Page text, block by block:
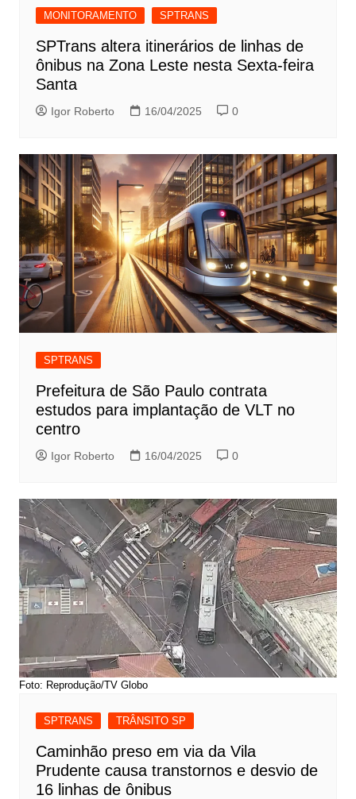
MONITORAMENTO SPTRANS
SPTrans altera itinerários de linhas de
ônibus na Zona Leste nesta Sexta-feira
Santa
Igor Roberto 16/04/2025 0
SPTRANS
Prefeitura de São Paulo contrata
estudos para implantação de VLT no
centro
Igor Roberto 16/04/2025 0
Foto: Reprodução/TV Globo
SPTRANS TRÂNSITO SP
Caminhão preso em via da Vila
Prudente causa transtornos e desvio de
16 linhas de ônibus